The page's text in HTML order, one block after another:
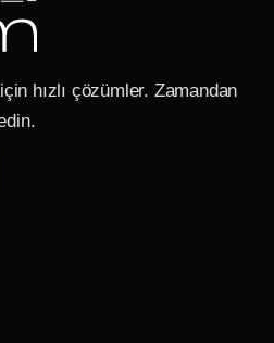
hızlı çözümler. Zamandan